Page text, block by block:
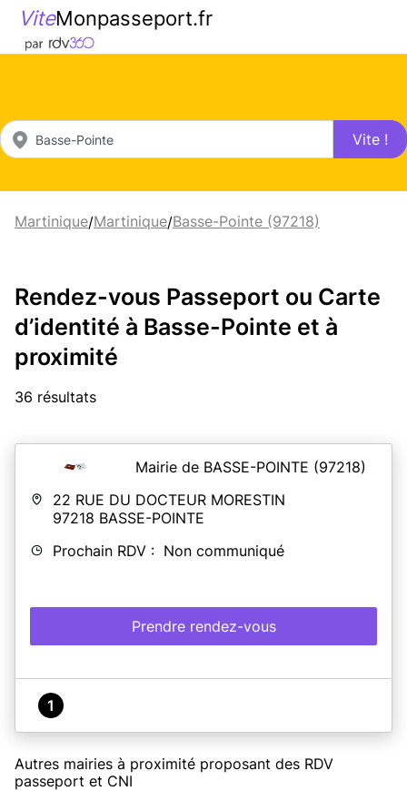
ViteMonpasseport.fr
Vite !
Martinique/Martinique/Basse-Pointe (97218)
Rendez-vous Passeport ou Carte
d’identité à Basse-Pointe et à
proximité
36 résultats
Mairie de BASSE-POINTE (97218)
22 RUE DU DOCTEUR MORESTIN
97218 BASSE-POINTE
Prochain RDV : Non communiqué
Prendre rendez-vous
1
Autres mairies à proximité proposant des RDV
passeport et CNI